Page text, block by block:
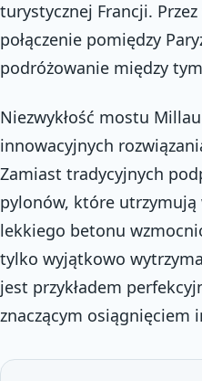
turystycznej Francji.
połączenie pomiędzy
podróżowanie między
Niezwykłość mostu
innowacyjnych
Zamiast tradycyjnych
pylonów, które
lekkiego betonu
tylko wyjątkowo
jest przykładem
znaczącym osiągnięciem